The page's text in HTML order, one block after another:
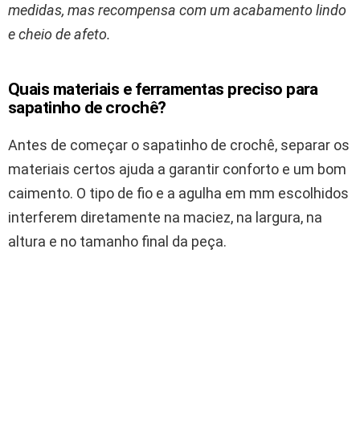
medidas, mas recompensa com um acabamento lindo
e cheio de afeto.
Quais materiais e ferramentas preciso para
sapatinho de crochê?
Antes de começar o sapatinho de crochê, separar os
materiais certos ajuda a garantir conforto e um bom
caimento. O tipo de fio e a agulha em mm escolhidos
interferem diretamente na maciez, na largura, na
altura e no tamanho final da peça.